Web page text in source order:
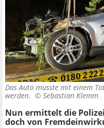
Das Auto musste mit einem
werden. © Sebastian Klemm
Nun ermittelt die
doch von